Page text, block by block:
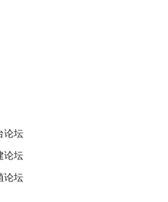
论坛
论坛
论坛